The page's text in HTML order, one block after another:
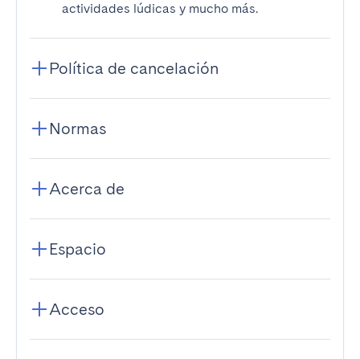
actividades lúdicas y mucho más.
Política de cancelación
Normas
Acerca de
Espacio
Acceso